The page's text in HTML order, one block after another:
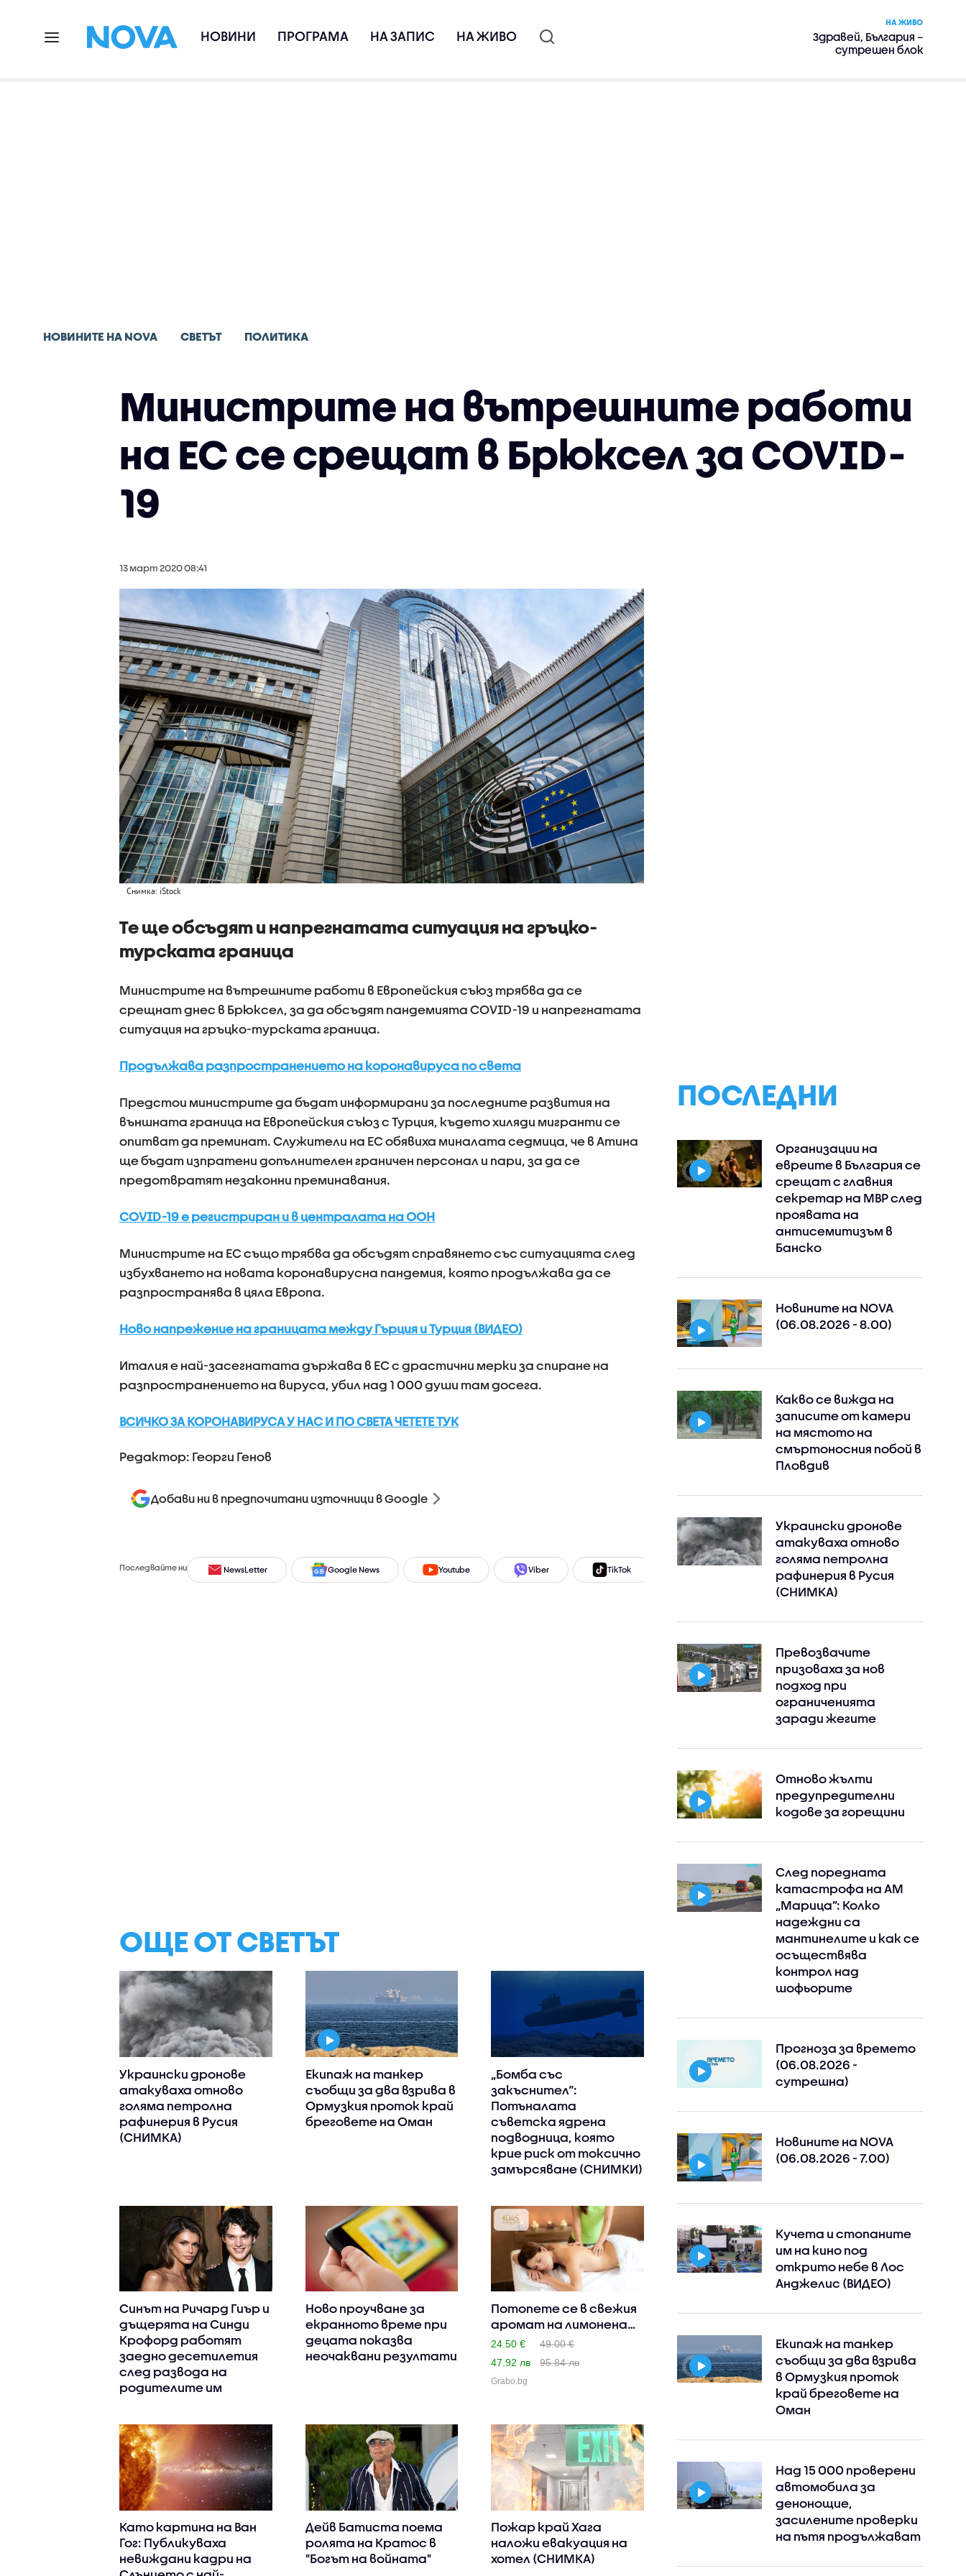
НОВИНИ ПРОГРАМА НА ЗАПИС НА ЖИВО
НА ЖИВО
Здравей, България –
сутрешен блок
НОВИНИТЕ НА NOVA СВЕТЪТ ПОЛИТИКА
Министрите на вътрешните работи
на ЕС се срещат в Брюксел за COVID-
19
13 март 2020 08:41
Снимка: iStock
Те ще обсъдят и напрегнатата ситуация на гръцко-
турската граница
Министрите на вътрешните работи в Европейския съюз трябва да се
срещнат днес в Брюксел, за да обсъдят пандемията COVID-19 и напрегнатата
ситуация на гръцко-турската граница.
Продължава разпространението на коронавируса по света
Предстои министрите да бъдат информирани за последните развития на
външната граница на Европейския съюз с Турция, където хиляди мигранти се
опитват да преминат. Служители на ЕС обявиха миналата седмица, че в Атина
ще бъдат изпратени допълнителен граничен персонал и пари, за да се
предотвратят незаконни преминавания.
COVID-19 е регистриран и в централата на ООН
Министрите на ЕС също трябва да обсъдят справянето със ситуацията след
избухването на новата коронавирусна пандемия, която продължава да се
разпространява в цяла Европа.
Ново напрежение на границата между Гърция и Турция (ВИДЕО)
Италия е най-засегнатата държава в ЕС с драстични мерки за спиране на
разпространението на вируса, убил над 1 000 души там досега.
ВСИЧКО ЗА КОРОНАВИРУСА У НАС И ПО СВЕТА ЧЕТЕТЕ ТУК
Редактор: Георги Генов
Добави ни в предпочитани източници в Google
Последвайте ни NewsLetter Google News Youtube Viber TikTok Facebook
ОЩЕ ОТ СВЕТЪТ
Украински дронове
атакуваха отново
голяма петролна
рафинерия в Русия
(СНИМКА)
Екипаж на танкер
съобщи за два взрива в
Ормузкия проток край
бреговете на Оман
„Бомба със
закъснител“:
Потъналата
съветска ядрена
подводница, която
крие риск от токсично
замърсяване (СНИМКИ)
Синът на Ричард Гиър и
дъщерята на Синди
Крофорд работят
заедно десетилетия
след развода на
родителите им
Ново проучване за
екранното време при
децата показва
неочаквани резултати
Потопете се в свежия
аромат на лимонена
трев..
24.50 €
49.00 €
47.92 лв
95.84 лв
Grabo.bg
Като картина на Ван
Гог: Публикуваха
невиждани кадри на
Дейв Батиста поема
ролята на Кратос в
"Богът на войната"
Пожар край Хага
наложи евакуация на
хотел (СНИМКА)
ПОСЛЕДНИ
Организации на
евреите в България се
срещат с главния
секретар на МВР след
проявата на
антисемитизъм в
Банско
Новините на NOVA
(06.08.2026 - 8.00)
Какво се вижда на
записите от камери
на мястото на
смъртоносния побой в
Пловдив
Украински дронове
атакуваха отново
голяма петролна
рафинерия в Русия
(СНИМКА)
Превозвачите
призоваха за нов
подход при
ограниченията
заради жегите
Отново жълти
предупредителни
кодове за горещини
След поредната
катастрофа на АМ
„Марица”: Колко
надеждни са
мантинелите и как се
осъществява
контрол над
шофьорите
Прогноза за времето
(06.08.2026 -
сутрешна)
Новините на NOVA
(06.08.2026 - 7.00)
Кучета и стопаните
им на кино под
открито небе в Лос
Анджелис (ВИДЕО)
Екипаж на танкер
съобщи за два взрива
в Ормузкия проток
край бреговете на
Оман
Над 15 000 проверени
автомобила за
денонощие,
засилените проверки
на пътя продължават